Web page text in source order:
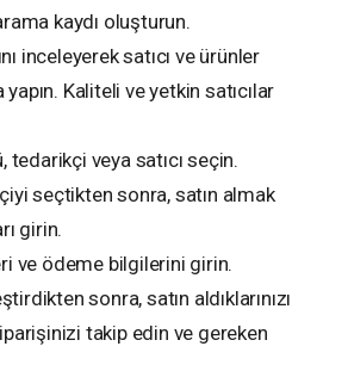
kaydı oluşturun.
inceleyerek satıcı ve ürünler
yapın. Kaliteli ve yetkin satıcılar
veya satıcı seçin.
seçtikten sonra, satın almak
girin.
ve ödeme bilgilerini girin.
sonra, satın aldıklarınızı
takip edin ve gereken